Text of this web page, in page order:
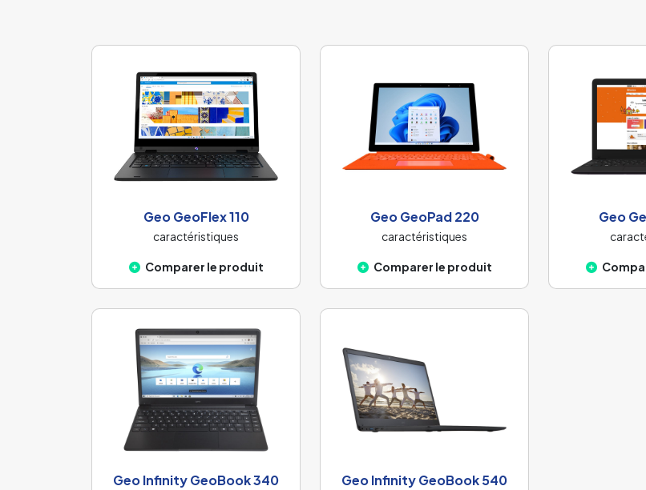
Geo GeoFlex 110
caractéristiques
Comparer le produit
Geo GeoPad 220
caractéristiques
Comparer le produit
Geo
Geo Infinity GeoBook 340 Geo Infinity GeoBook 540